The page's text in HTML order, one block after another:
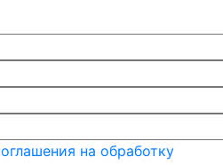
на обработку